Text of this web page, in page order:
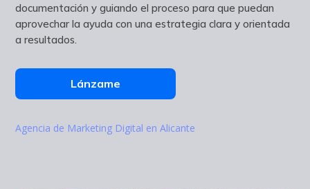
documentación y guiando el proceso para que puedan
aprovechar la ayuda con una estrategia clara y orientada
a resultados.
Lánzame
Agencia de Marketing Digital en Alicante